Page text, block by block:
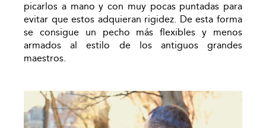
picarlos a mano y con muy pocas puntadas para
evitar que estos adquieran rigidez. De esta forma
se consigue un pecho más flexibles y menos
armados al estilo de los antiguos grandes
maestros.